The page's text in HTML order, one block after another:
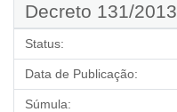
Decreto 131/2013
Status:
Data de Publicação:
Súmula: